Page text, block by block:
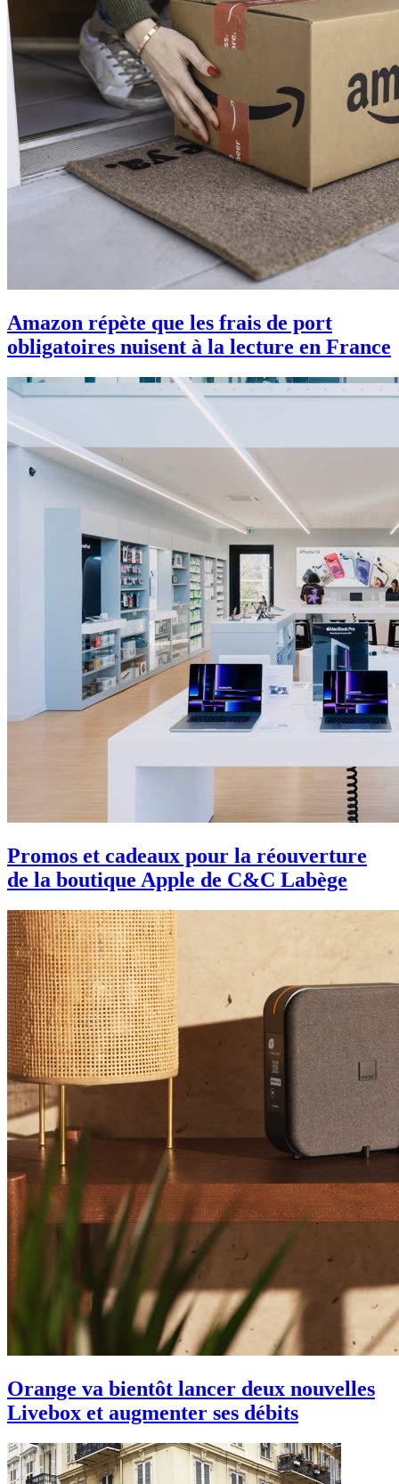
Amazon répète que les frais de port
obligatoires nuisent à la lecture en France
Promos et cadeaux pour la réouverture
de la boutique Apple de C&C Labège
Orange va bientôt lancer deux nouvelles
Livebox et augmenter ses débits